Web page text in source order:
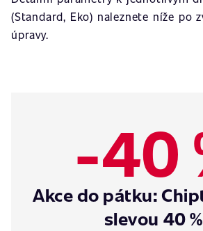
(Standard, Eko) naleznete níže po
úpravy.
-40
Akce do pátku:
slevou 40